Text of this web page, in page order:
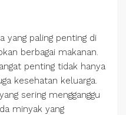
yang paling penting di
berbagai makanan.
penting tidak hanya
kesehatan keluarga.
sering mengganggu
minyak yang